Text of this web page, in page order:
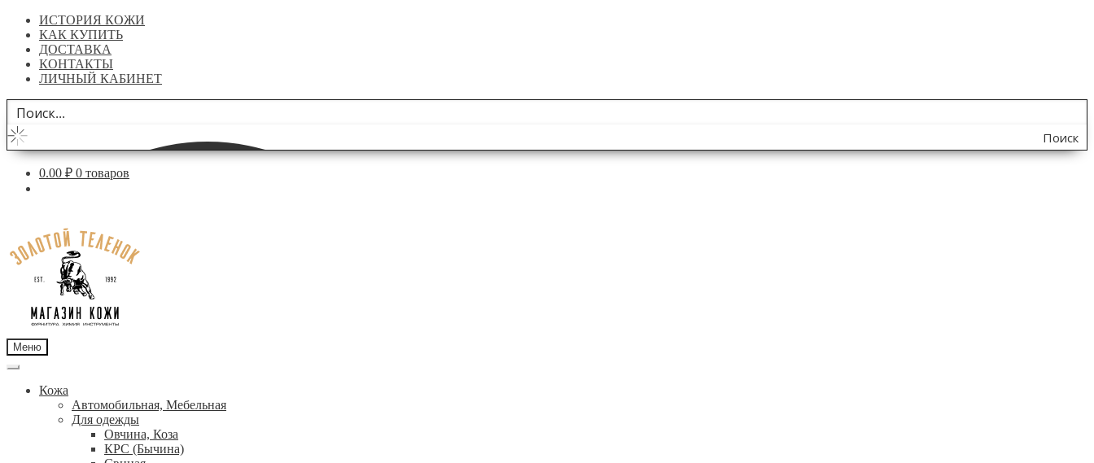
ИСТОРИЯ КОЖИ
КАК КУПИТЬ
ДОСТАВКА
КОНТАКТЫ
ЛИЧНЫЙ КАБИНЕТ
Поиск
по
0.00 ₽ 0 товаров
навигации
содержимому
Меню
Кожа
Автомобильная, Мебельная
Для одежды
Овчина, Коза
КРС (Бычина)